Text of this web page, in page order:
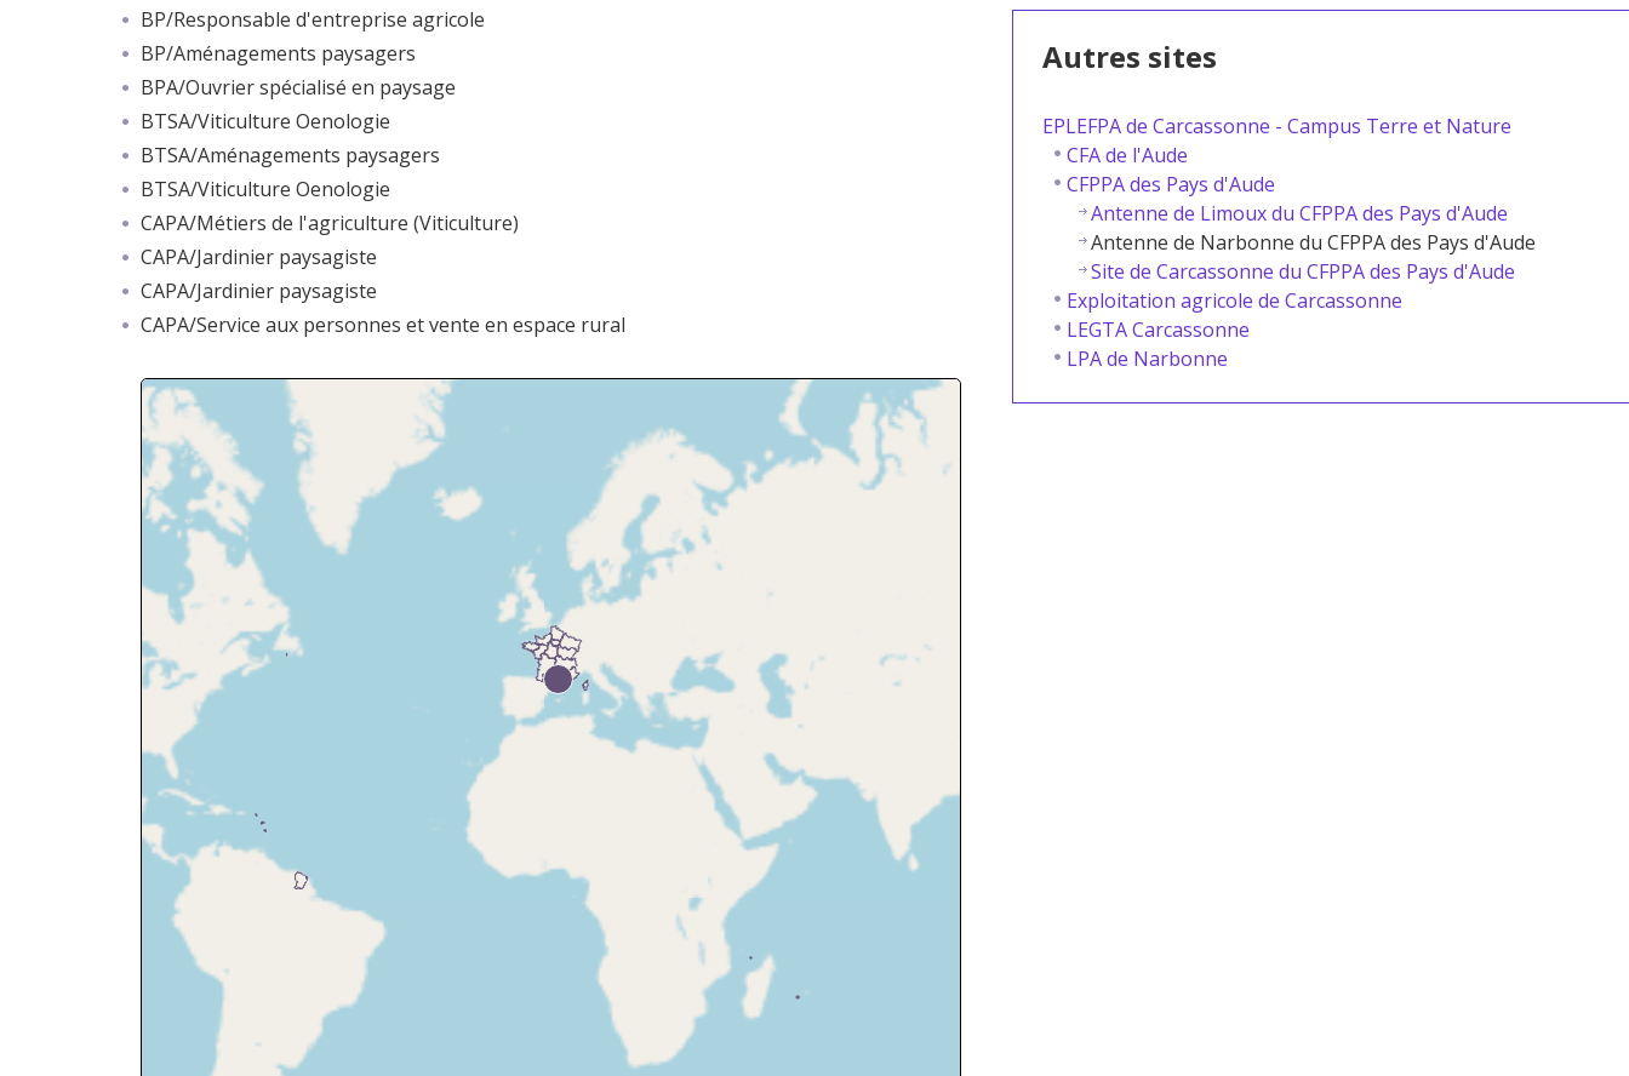
BP/Responsable d'entreprise agricole
BP/Aménagements paysagers
BPA/Ouvrier spécialisé en paysage
BTSA/Viticulture Oenologie
BTSA/Aménagements paysagers
BTSA/Viticulture Oenologie
CAPA/Métiers de l'agriculture (Viticulture)
CAPA/Jardinier paysagiste
CAPA/Jardinier paysagiste
CAPA/Service aux personnes et vente en espace rural
Autres sites
EPLEFPA de Carcassonne - Campus Terre et Nature
CFA de l'Aude
CFPPA des Pays d'Aude
Antenne de Limoux du CFPPA des Pays d'Aude
Antenne de Narbonne du CFPPA des Pays d'Aude
Site de Carcassonne du CFPPA des Pays d'Aude
Exploitation agricole de Carcassonne
LEGTA Carcassonne
LPA de Narbonne